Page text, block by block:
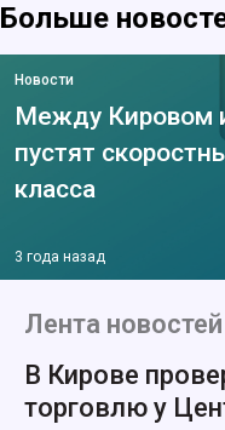
Больше
Новости
Между Кировом
пустят
класса
3 года назад
Лента новостей
В Кирове
торговлю у